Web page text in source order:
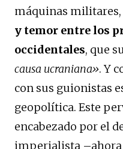
máquinas
y temor entre los
occidentales, que
causa ucraniana». Y
con sus guionistas
geopolítica. Este
encabezado por el
imperialista